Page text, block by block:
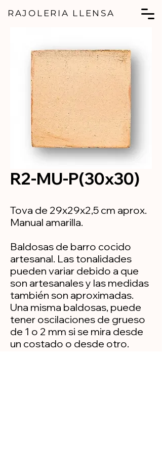
RAJOLERIA LLENSA
R2-MU-P(30x30)
Tova de 29x29x2,5 cm aprox.
Manual amarilla.
Baldosas de barro cocido
artesanal. Las tonalidades
pueden variar debido a que
son artesanales y las medidas
también son aproximadas.
Una misma baldosas, puede
tener oscilaciones de grueso
de 1 o 2 mm si se mira desde
un costado o desde otro.